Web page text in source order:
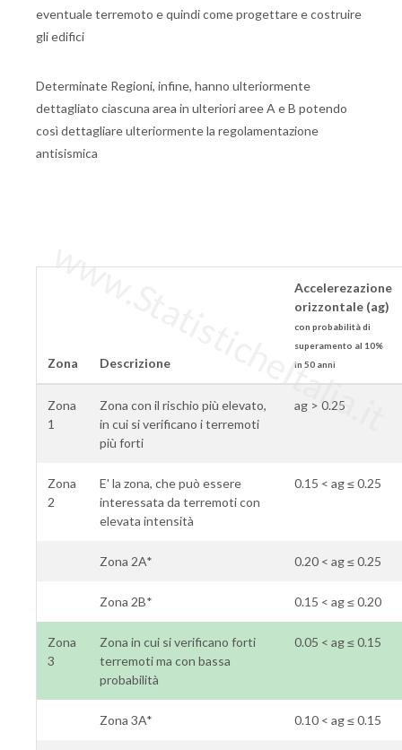
eventuale terremoto e quindi come progettare e costruire
gli edifici
Determinate Regioni, infine, hanno ulteriormente
dettagliato ciascuna area in ulteriori aree A e B potendo
così dettagliare ulteriormente la regolamentazione
antisismica
Zona Descrizione
Accelerezazione
orizzontale (ag)
con probabilità di
superamento al 10%
in 50 anni
Zona
1
Zona con il rischio più elevato,
in cui si verificano i terremoti
più forti
ag > 0.25
Zona
2
E' la zona, che può essere
interessata da terremoti con
elevata intensità
0.15 < ag ≤ 0.25
Zona 2A* 0.20 < ag ≤ 0.25
Zona 2B* 0.15 < ag ≤ 0.20
Zona
3
Zona in cui si verificano forti
terremoti ma con bassa
probabilità
0.05 < ag ≤ 0.15
Zona 3A* 0.10 < ag ≤ 0.15
www.StatisticheItalia.it